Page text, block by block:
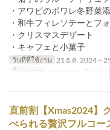
・アワビのポワレ冬野菜添
・和牛フィレソテーとフ
・クリスマスデザート
・キャフェと小菓子
วันที่ที่ใช้งาน 21 ธ.ค. 2024 ~
มื้ออาหาร
อาหารกลางวัน, อา
直前割【Xmas2024】
べられる贅沢フルコー